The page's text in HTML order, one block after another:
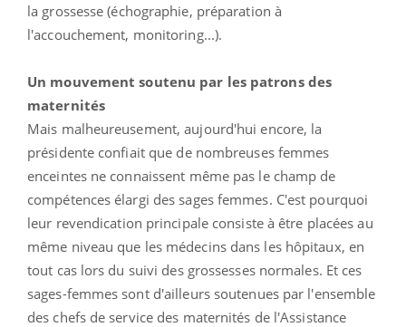
la grossesse (échographie, préparation à
l'accouchement, monitoring...).
Un mouvement soutenu par les patrons des
maternités
Mais malheureusement, aujourd'hui encore, la
présidente confiait que de nombreuses femmes
enceintes ne connaissent même pas le champ de
compétences élargi des sages femmes. C'est pourquoi
leur revendication principale consiste à être placées au
même niveau que les médecins dans les hôpitaux, en
tout cas lors du suivi des grossesses normales. Et ces
sages-femmes sont d'ailleurs soutenues par l'ensemble
des chefs de service des maternités de l'Assistance